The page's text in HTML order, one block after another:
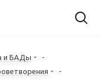
и БАДы
-
-